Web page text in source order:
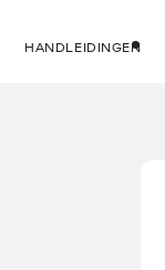
HANDLEIDINGEN